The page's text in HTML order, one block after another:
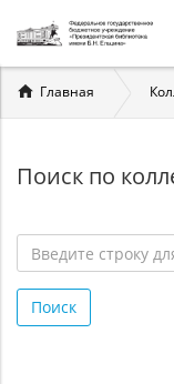
Вы
здесь
Главная
Поиск по
строку
для
Поиск